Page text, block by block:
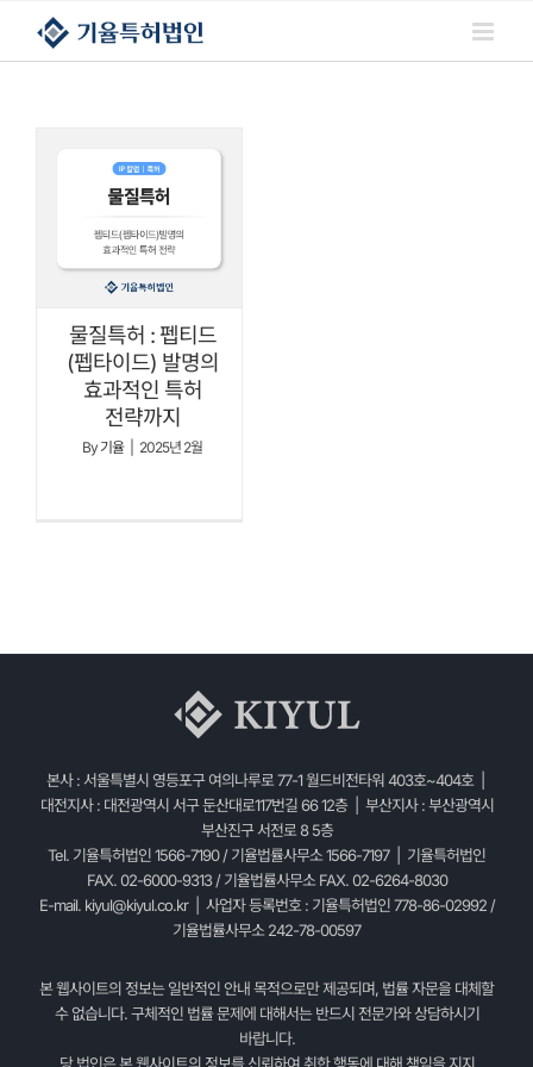
콘텐츠로
건너뛰기
물질특허 : 펩티드
(펩타이드) 발명의
효과적인 특허
전략까지
By기율 2025년 2월
본사 : 서울특별시 영등포구 여의나루로 77-1 월드비전타워 403호~404호 |
대전지사 : 대전광역시 서구 둔산대로117번길 66 12층 | 부산지사 : 부산광역시
부산진구 서전로 8 5층
Tel. 기율특허법인 1566-7190 / 기율법률사무소 1566-7197 | 기율특허법인
FAX. 02-6000-9313 / 기율법률사무소 FAX. 02-6264-8030
E-mail. kiyul@kiyul.co.kr| 사업자 등록번호 : 기율특허법인 778-86-02992 /
기율법률사무소 242-78-00597
본 웹사이트의 정보는 일반적인 안내 목적으로만 제공되며, 법률 자문을 대체할
수 없습니다. 구체적인 법률 문제에 대해서는 반드시 전문가와 상담하시기
바랍니다.